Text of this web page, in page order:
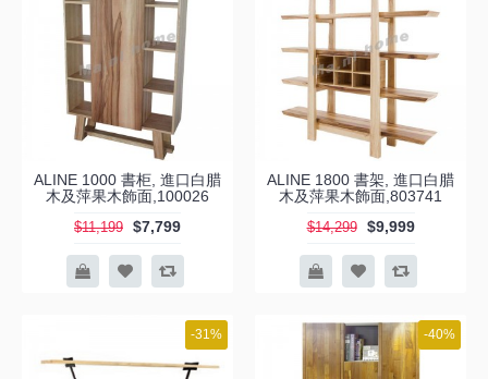
ALINE 1000 書柜, 進口白腊
木及萍果木飾面,100026
$11,199 $7,799
ALINE 1800 書架, 進口白腊
木及萍果木飾面,803741
$14,299 $9,999
-31% -40%